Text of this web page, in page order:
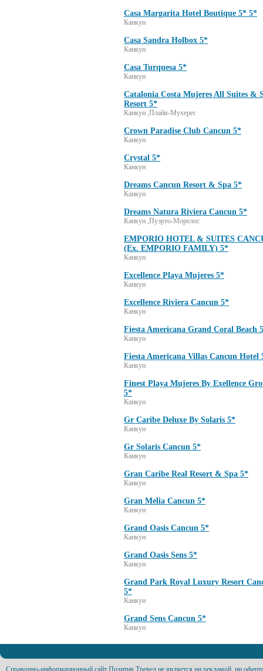
Casa Margarita Hotel Boutique 5* 5*
Канкун
Casa Sandra Holbox 5*
Канкун
Casa Turquesa 5*
Канкун
Catalonia Costa Mujeres All Suites &
Resort 5*
Канкун ,Плайя-Мухерес
Crown Paradise Club Cancun 5*
Канкун
Crystal 5*
Канкун
Dreams Cancun Resort & Spa 5*
Канкун
Dreams Natura Riviera Cancun 5*
Канкун ,Пуэрто-Морелос
EMPORIO HOTEL & SUITES
(Ex. EMPORIO FAMILY) 5*
Канкун
Excellence Playa Mujeres 5*
Канкун
Excellence Riviera Cancun 5*
Канкун
Fiesta Americana Grand Coral Beach
Канкун
Fiesta Americana Villas Cancun Hotel
Канкун
Finest Playa Mujeres By Exellence
5*
Канкун
Gr Caribe Deluxe By Solaris 5*
Канкун
Gr Solaris Cancun 5*
Канкун
Gran Caribe Real Resort & Spa 5*
Канкун
Gran Melia Cancun 5*
Канкун
Grand Oasis Cancun 5*
Канкун
Grand Oasis Sens 5*
Канкун
Grand Park Royal Luxury Resort
5*
Канкун
Grand Sens Cancun 5*
Канкун
Справочно-информационный сайт Позитив Тревел не является ни рекламой, ни